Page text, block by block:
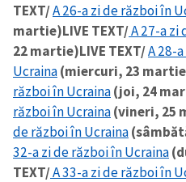
TEXT/A 26-a zi de război în
martie)LIVE TEXT/A 27-a zi
22 martie)LIVE TEXT/A 28-
Ucraina(miercuri, 23
război în Ucraina(joi, 24
război în Ucraina(vineri, 25
de război în Ucraina
32-a zi de război în Ucraina
TEXT/A 33-a zi de război în